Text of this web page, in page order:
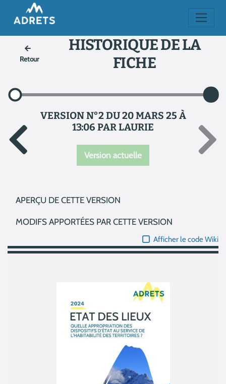
Retour
HISTORIQUE DE LA
FICHE
VERSION N°2 DU 20 MARS 25 À
13:06 PAR LAURIE
Version actuelle
APERÇU DE CETTE VERSION
MODIFS APPORTÉES PAR CETTE VERSION
Afficher le code Wiki